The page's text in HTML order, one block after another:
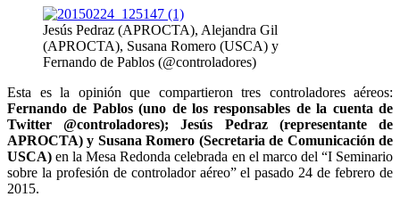
Jesús Pedraz (APROCTA), Alejandra Gil
(APROCTA), Susana Romero (USCA) y
Fernando de Pablos (@controladores)
Esta es la opinión que compartieron tres controladores aéreos:
Fernando de Pablos (uno de los responsables de la cuenta de
Twitter @controladores); Jesús Pedraz (representante de
APROCTA) y Susana Romero (Secretaria de Comunicación de
USCA) en la Mesa Redonda celebrada en el marco del “I Seminario
sobre la profesión de controlador aéreo” el pasado 24 de febrero de
2015.